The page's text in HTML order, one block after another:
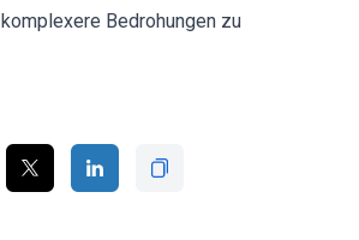
Bedrohungen zu